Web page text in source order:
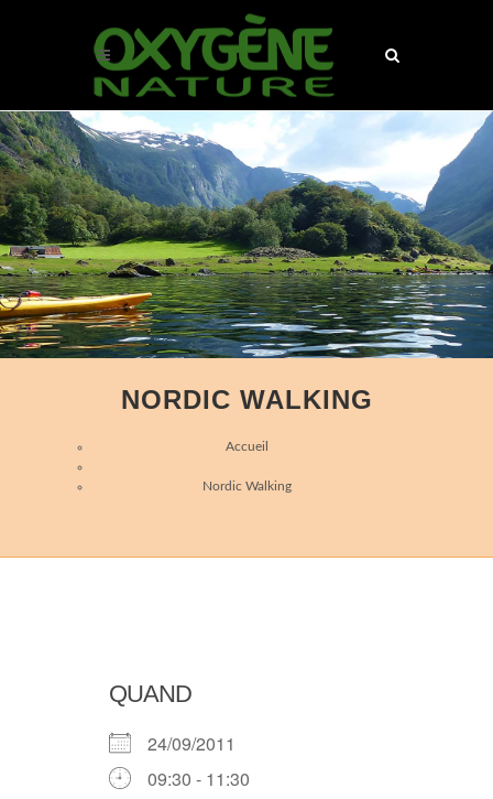
NORDIC WALKING
Accueil
Nordic Walking
QUAND
24/09/2011
09:30 - 11:30